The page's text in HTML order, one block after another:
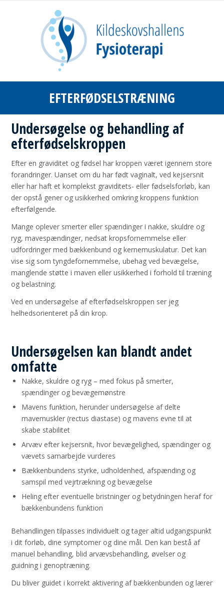
EFTERFØDSELSTRÆNING
Undersøgelse og behandling af
efterfødselskroppen
Efter en graviditet og fødsel har kroppen været igennem store
forandringer. Uanset om du har født vaginalt, ved kejsersnit
eller har haft et komplekst graviditets- eller fødselsforløb, kan
der opstå gener og usikkerhed omkring kroppens funktion
efterfølgende.
Mange oplever smerter eller spændinger i nakke, skuldre og
ryg, mavespændinger, nedsat kropsfornemmelse eller
udfordringer med bækkenbund og kernemuskulatur. Det kan
vise sig som tyngdefornemmelse, ubehag ved bevægelse,
manglende støtte i maven eller usikkerhed i forhold til træning
og belastning.
Ved en undersøgelse af efterfødselskroppen ser jeg
helhedsorienteret på din krop.
Undersøgelsen kan blandt andet
omfatte
Nakke, skuldre og ryg – med fokus på smerter,
spændinger og bevægemønstre
Mavens funktion, herunder undersøgelse af delte
mavemuskler (rectus diastase) og mavens evne til at
skabe stabilitet
Arvæv efter kejsersnit, hvor bevægelighed, spændinger og
vævets samarbejde vurderes
Bækkenbundens styrke, udholdenhed, afspænding og
samspil med vejrtrækning og bevægelse
Heling efter eventuelle bristninger og betydningen heraf for
bækkenbundens funktion
Behandlingen tilpasses individuelt og tager altid udgangspunkt
i dit forløb, dine symptomer og dine mål. Den kan bestå af
manuel behandling, blid arvævsbehandling, øvelser og
guidning i genoptræning.
Du bliver guidet i korrekt aktivering af bækkenbunden og lærer